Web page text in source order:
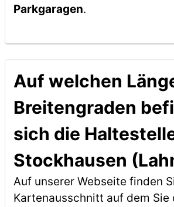
Parkgaragen.
Auf welchen
Breitengraden
sich die
Stockhausen
Auf unserer Webseite finden
Kartenausschnitt auf dem Sie